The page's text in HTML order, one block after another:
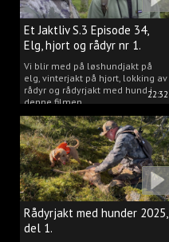
22:32
Et Jaktliv S.3 Episode 34,
Elg, hjort og rådyr nr 1.
2025
Vi blir med på løshundjakt på
elg, vinterjakt på hjort, lokking av
rådyr og rådyrjakt med hund i
denne filmen.
Rådyrjakt med hunder 2025,
del 1.